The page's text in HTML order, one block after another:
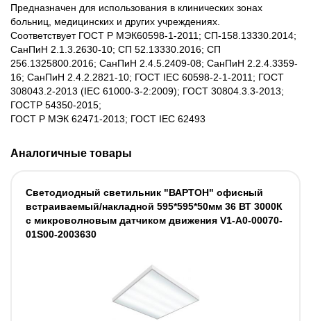
Предназначен для использования в клинических зонах
больниц, медицинских и других учреждениях.
Соответствует ГОСТ Р МЭК60598-1-2011; СП-158.13330.2014;
СанПиН 2.1.3.2630-10; СП 52.13330.2016; СП
256.1325800.2016; СанПиН 2.4.5.2409-08; СанПиН 2.2.4.3359-
16; СанПиН 2.4.2.2821-10; ГОСТ IEC 60598-2-1-2011; ГОСТ
308043.2-2013 (IEC 61000-3-2:2009); ГОСТ 30804.3.3-2013;
ГОСТР 54350-2015;
ГОСТ Р МЭК 62471-2013; ГОСТ IEC 62493
Аналогичные товары
Светодиодный светильник "ВАРТОН" офисный
встраиваемый/накладной 595*595*50мм 36 ВТ 3000К
с микроволновым датчиком движения V1-A0-00070-
01S00-2003630